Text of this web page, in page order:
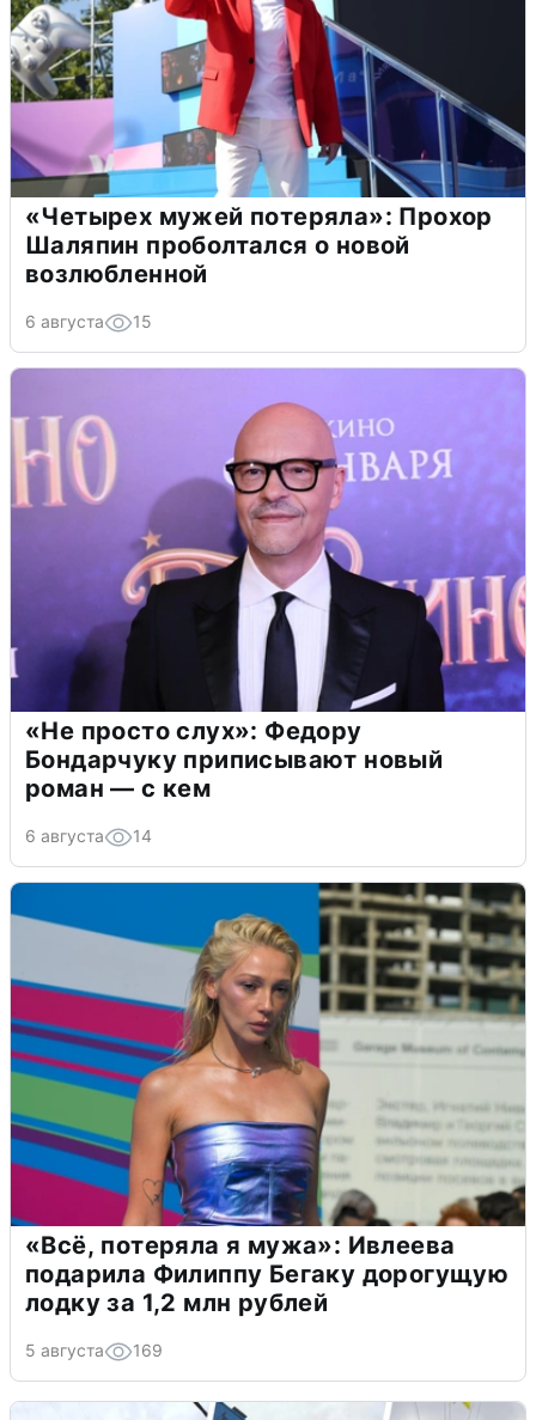
«Четырех мужей потеряла»: Прохор
Шаляпин проболтался о новой
возлюбленной
6 августа 15
«Не просто слух»: Федору
Бондарчуку приписывают новый
роман — с кем
6 августа 14
«Всё, потеряла я мужа»: Ивлеева
подарила Филиппу Бегаку дорогущую
лодку за 1,2 млн рублей
5 августа 169